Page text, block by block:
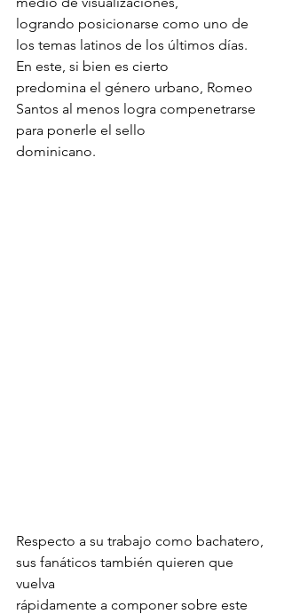
logrando posicionarse como uno de
los temas latinos de los últimos días.
En este, si bien es cierto
predomina el género urbano, Romeo
Santos al menos logra compenetrarse
para ponerle el sello
dominicano.
Respecto a su trabajo como bachatero,
sus fanáticos también quieren que
vuelva
rápidamente a componer sobre este